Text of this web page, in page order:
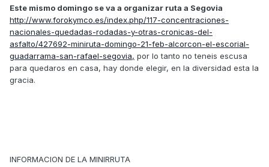
Este mismo domingo se va a organizar ruta a Segovia
http://www.forokymco.es/index.php/117-concentraciones-
nacionales-quedadas-rodadas-y-otras-cronicas-del-
asfalto/427692-miniruta-domingo-21-feb-alcorcon-el-escorial-
guadarrama-san-rafael-segovia, por lo tanto no teneis escusa
para quedaros en casa, hay donde elegir, en la diversidad esta la
gracia.
INFORMACION DE LA MINIRRUTA